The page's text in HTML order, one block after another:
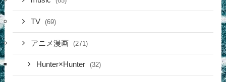
TV (69)
アニメ漫画 (271)
Hunter×Hunter (32)